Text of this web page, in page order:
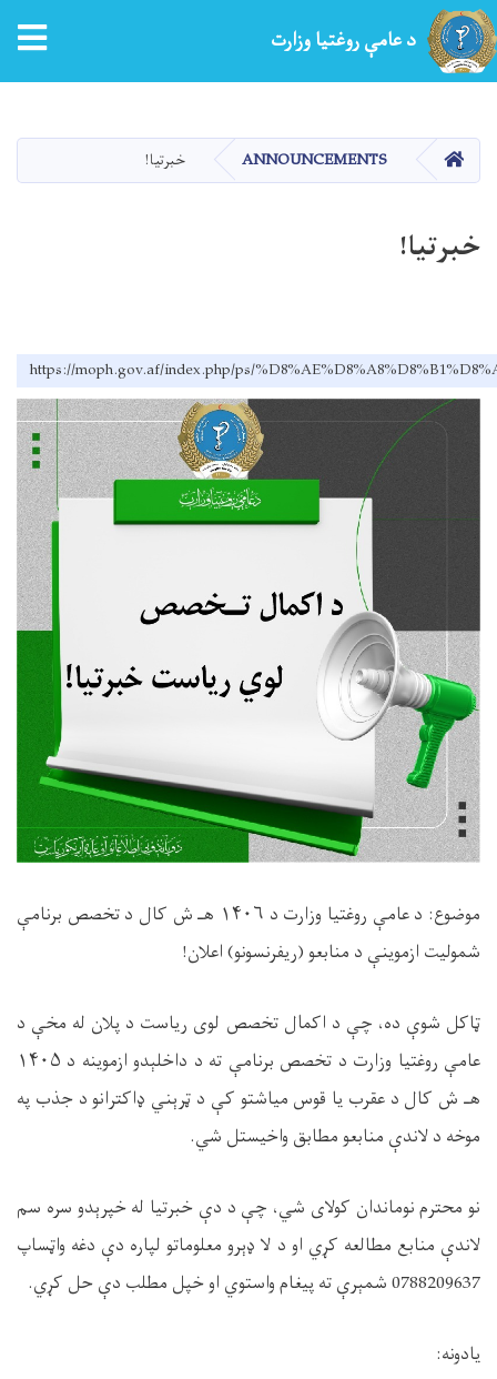
دانګل
د عامې روغتیا وزارت
کور ANNOUNCEMENTS خبرتیا!
خبرتیا!
https://moph.gov.af/index.php/ps/
موضوع: د عامې روغتیا وزارت د ۱۴۰۶ هـ ش کال د تخصص برنامې
شمولیت ازموینې د منابعو (ریفرنسونو) اعلان!
ټاکل شوې ده، چې د اکمال تخصص لوی ریاست د پلان له مخې د
عامې روغتیا وزارت د تخصص برنامې ته د داخلېدو ازموینه د ۱۴۰۵
هـ ش کال د عقرب یا قوس میاشتو کې د ټرېني ډاکترانو د جذب په
موخه د لاندې منابعو مطابق واخیستل شي.
نو محترم نوماندان کولای شي، چې د دې خبرتیا له خپرېدو سره سم
لاندې منابع مطالعه کړي او د لا ډېرو معلوماتو لپاره دې دغه واټساپ
0788209637 شمېرې ته پیغام واستوي او خپل مطلب دې حل کړي
.
یادونه: